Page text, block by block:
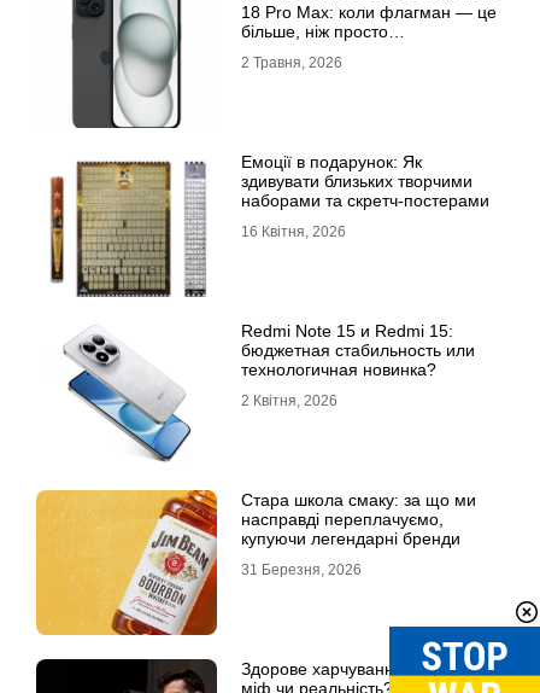
18 Рro Мax: коли флагман — це
більше, ніж просто
2 Травня, 2026
Емоції в подарунок: Як
здивувати близьких творчими
наборами та скретч-постерами
16 Квітня, 2026
Redmi Note 15 и Redmi 15:
бюджетная стабильность или
технологичная новинка?
2 Квітня, 2026
Стара школа смаку: за що ми
насправді переплачуємо,
купуючи легендарні бренди
31 Березня, 2026
Здорове харчування на роботі:
міф чи реальність?